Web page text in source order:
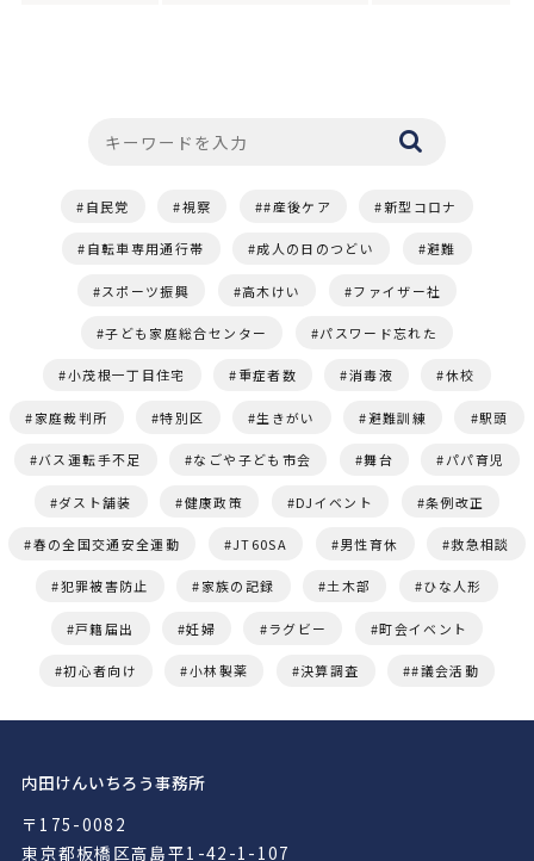
自民党 視察 #産後ケア 新型コロナ
自転車専用通行帯 成人の日のつどい 避難
スポーツ振興 高木けい ファイザー社
子ども家庭総合センター パスワード忘れた
小茂根一丁目住宅 重症者数 消毒液 休校
家庭裁判所 特別区 生きがい 避難訓練 駅頭
バス運転手不足 なごや子ども市会 舞台 パパ育児
ダスト舗装 健康政策 DJイベント 条例改正
春の全国交通安全運動 JT60SA 男性育休 救急相談
犯罪被害防止 家族の記録 土木部 ひな人形
戸籍届出 妊婦 ラグビー 町会イベント
初心者向け 小林製薬 決算調査 #議会活動
内田けんいちろう事務所
〒175-0082
東京都板橋区高島平1-42-1-107